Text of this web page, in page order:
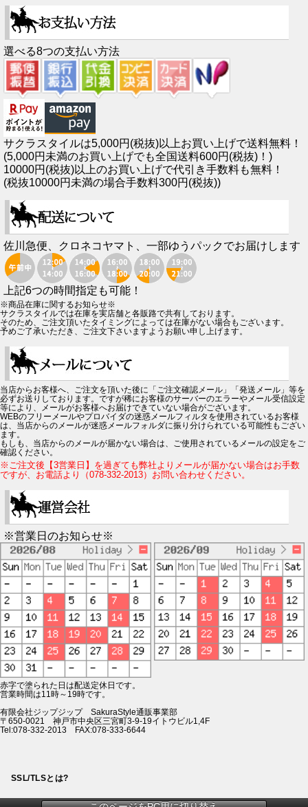
選べる8つの支払い方法
サクラスタイルは5,000円(税抜)以上お買い上げで送料無料！
(5,000円未満のお買い上げでも全国送料600円(税抜)！)
10000円(税抜)以上のお買い上げで代引き手数料も無料！
(税抜10000円未満の場合手数料300円(税抜))
佐川急便、クロネコヤマト、一部ゆうパックでお届けします
上記6つの時間指定も可能！
※商品在庫に関するお知らせ※
サクラスタイルでは在庫を実店舗と各販路で共有しております。
そのため、ご注文頂いたタイミングによっては在庫がない場合もございます。
予めご了承いただき、ご注文下さいますようお願い申し上げます。
当店からお客様へ、ご注文を頂いた後に「ご注文確認メール」「発送メール」等を
必ずお送りしております。ですが稀にお客様のサーバーのエラーやメール受信設定
等により、メールがお客様へお届けできていない場合がございます。
WEBのフリーメールやプロバイダの迷惑メールフィルタを使用されているお客様
は、当店からのメールが迷惑メールフォルダに振り分けられている可能性もござい
ます。
もしも、当店からのメールが届かない場合は、ご使用されているメールの設定をご
確認ください。
※ご注文後【3営業日】を過ぎても弊社よりメールが届かない場合はお手数
ですが、お電話より（078-332-2013）お問い合わせください。
※営業日のお知らせ※
赤字で塗られた日は配送定休日です。
営業時間は11時～19時です。
有限会社ジップジップ SakuraStyle通販事業部
〒650-0021 神戸市中央区三宮町3-9-19イトウビル1,4F
Tel:078-332-2013 FAX:078-333-6644
SSL/TLSとは?